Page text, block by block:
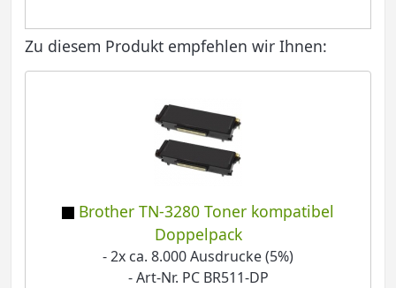
Zu diesem Produkt empfehlen wir Ihnen:
Brother TN-3280 Toner kompatibel
Doppelpack
- 2x ca. 8.000 Ausdrucke (5%)
- Art-Nr. PC BR511-DP